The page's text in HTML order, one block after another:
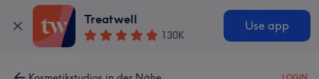
Treatwell
130K
Use app